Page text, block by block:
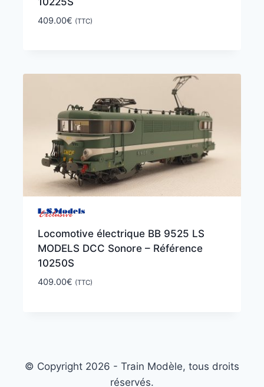
409.00€ (TTC)
Locomotive électrique BB 9525 LS
MODELS DCC Sonore – Référence
10250S
409.00€ (TTC)
© Copyright 2026 - Train Modèle, tous droits
réservés.